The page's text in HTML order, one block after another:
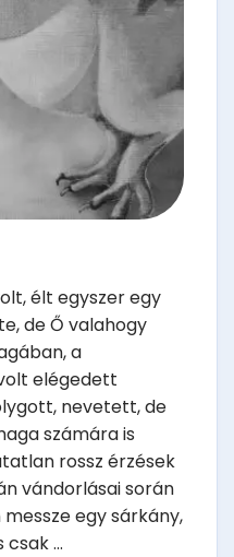
élt egyszer egy
de Ő valahogy
a
elégedett
nevetett, de
számára is
rossz érzések
vándorlásai során
egy sárkány,
...